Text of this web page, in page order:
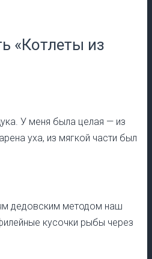
«Котлеты из
У меня была целая — из
уха, из мягкой части был
дедовским методом наш
кусочки рыбы через